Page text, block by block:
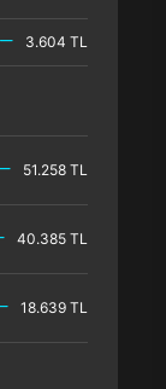
3.604 TL
51.258 TL
40.385 TL
18.639 TL